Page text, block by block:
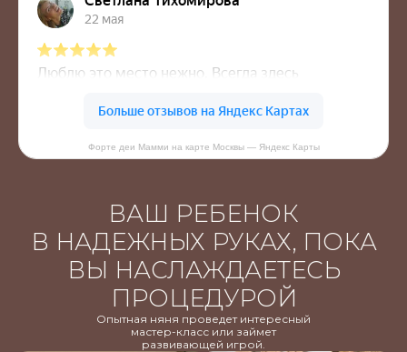
Форте деи Мамми на карте Москвы — Яндекс Карты
ВАШ РЕБЕНОК
В НАДЕЖНЫХ РУКАХ, ПОКА
ВЫ НАСЛАЖДАЕТЕСЬ
ПРОЦЕДУРОЙ
Опытная няня проведет интересный
мастер-класс или займет
развивающей игрой.